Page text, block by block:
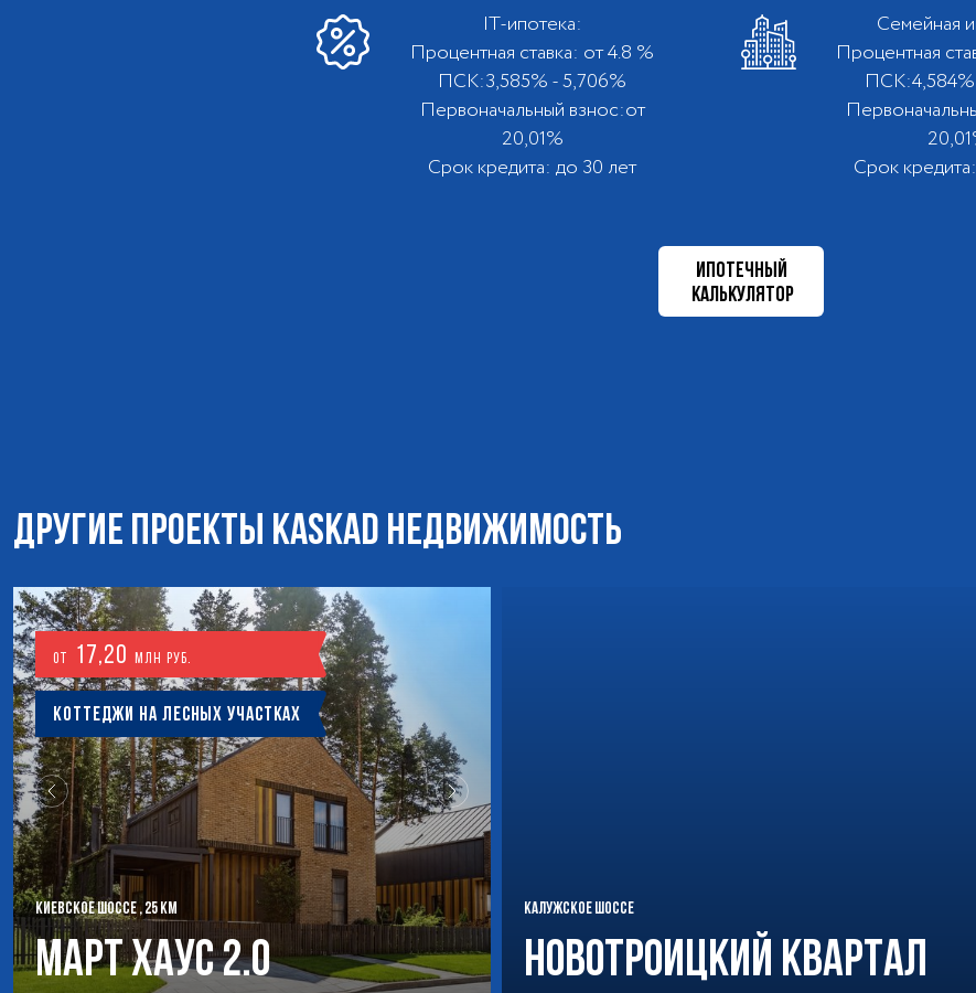
IT-ипотека:
Процентная ставка: от 4.8 %
ПСК:3,585% - 5,706%
Первоначальный взнос:от
20,01%
Срок кредита: до 30 лет
Семейная
Процентная
ПСК:4,584%
Срок
ИПОТЕЧНЫЙ
КАЛЬКУЛЯТОР
ДРУГИЕ ПРОЕКТЫ KASKAD НЕДВИЖИМОСТЬ
от 17,20 млн руб.
Коттеджи на лесных участках
КИЕВСКОЕ ШОССЕ , 25 КМ
Март Хаус 2.0
КАЛУЖСКОЕ ШОССЕ
Новотроицкий Квартал